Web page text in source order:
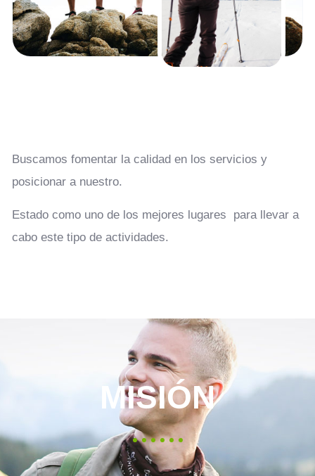
Buscamos fomentar la calidad en los servicios y
posicionar a nuestro.
Estado como uno de los mejores lugares para llevar a
cabo este tipo de actividades.
MISIÓN